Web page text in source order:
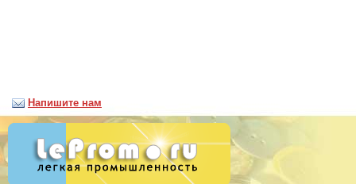
Напишите нам